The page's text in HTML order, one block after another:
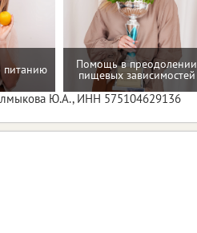
питанию Помощь в преодолении
пищевых зависимостей
Ю.А., ИНН 575104629136